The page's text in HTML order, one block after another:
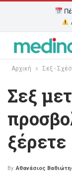
Αρχική Σεξ -
Σεξ
ξέρετε
By Αθανάσιος